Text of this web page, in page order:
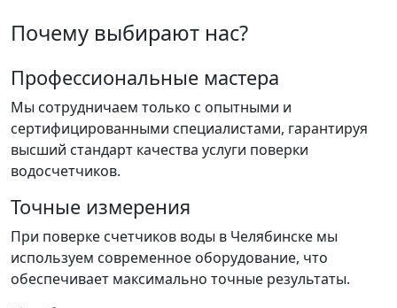
Почему выбирают нас?
Профессиональные мастера
Мы сотрудничаем только с опытными и
сертифицированными специалистами, гарантируя
высший стандарт качества услуги поверки
водосчетчиков.
Точные измерения
При поверке счетчиков воды в Челябинске мы
используем современное оборудование, что
обеспечивает максимально точные результаты.